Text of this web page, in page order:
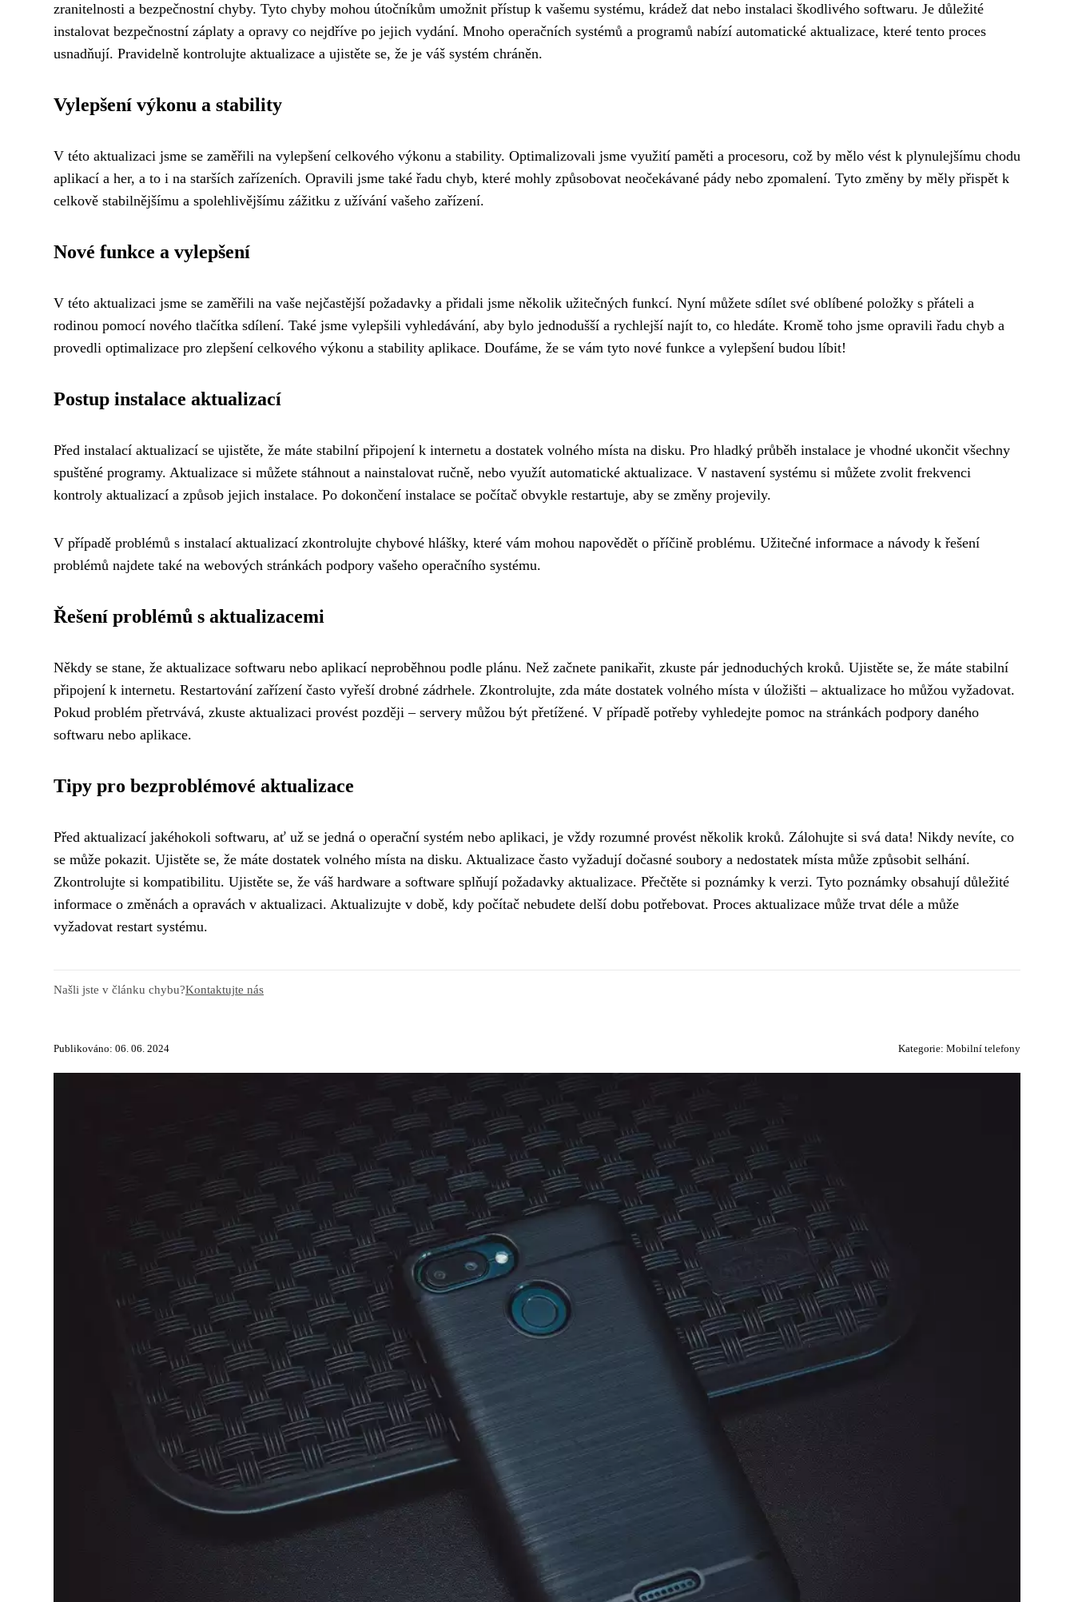
zranitelnosti a bezpečnostní chyby. Tyto chyby mohou útočníkům umožnit přístup k vašemu systému, krádež dat nebo instalaci škodlivého softwaru. Je důležité
instalovat bezpečnostní záplaty a opravy co nejdříve po jejich vydání. Mnoho operačních systémů a programů nabízí automatické aktualizace, které tento proces
usnadňují. Pravidelně kontrolujte aktualizace a ujistěte se, že je váš systém chráněn.
Vylepšení výkonu a stability
V této aktualizaci jsme se zaměřili na vylepšení celkového výkonu a stability. Optimalizovali jsme využití paměti a procesoru, což by mělo vést k plynulejšímu chodu
aplikací a her, a to i na starších zařízeních. Opravili jsme také řadu chyb, které mohly způsobovat neočekávané pády nebo zpomalení. Tyto změny by měly přispět k
celkově stabilnějšímu a spolehlivějšímu zážitku z užívání vašeho zařízení.
Nové funkce a vylepšení
V této aktualizaci jsme se zaměřili na vaše nejčastější požadavky a přidali jsme několik užitečných funkcí. Nyní můžete sdílet své oblíbené položky s přáteli a
rodinou pomocí nového tlačítka sdílení. Také jsme vylepšili vyhledávání, aby bylo jednodušší a rychlejší najít to, co hledáte. Kromě toho jsme opravili řadu chyb a
provedli optimalizace pro zlepšení celkového výkonu a stability aplikace. Doufáme, že se vám tyto nové funkce a vylepšení budou líbit!
Postup instalace aktualizací
Před instalací aktualizací se ujistěte, že máte stabilní připojení k internetu a dostatek volného místa na disku. Pro hladký průběh instalace je vhodné ukončit všechny
spuštěné programy. Aktualizace si můžete stáhnout a nainstalovat ručně, nebo využít automatické aktualizace. V nastavení systému si můžete zvolit frekvenci
kontroly aktualizací a způsob jejich instalace. Po dokončení instalace se počítač obvykle restartuje, aby se změny projevily.
V případě problémů s instalací aktualizací zkontrolujte chybové hlášky, které vám mohou napovědět o příčině problému. Užitečné informace a návody k řešení
problémů najdete také na webových stránkách podpory vašeho operačního systému.
Řešení problémů s aktualizacemi
Někdy se stane, že aktualizace softwaru nebo aplikací neproběhnou podle plánu. Než začnete panikařit, zkuste pár jednoduchých kroků. Ujistěte se, že máte stabilní
připojení k internetu. Restartování zařízení často vyřeší drobné zádrhele. Zkontrolujte, zda máte dostatek volného místa v úložišti – aktualizace ho můžou vyžadovat.
Pokud problém přetrvává, zkuste aktualizaci provést později – servery můžou být přetížené. V případě potřeby vyhledejte pomoc na stránkách podpory daného
softwaru nebo aplikace.
Tipy pro bezproblémové aktualizace
Před aktualizací jakéhokoli softwaru, ať už se jedná o operační systém nebo aplikaci, je vždy rozumné provést několik kroků. Zálohujte si svá data! Nikdy nevíte, co
se může pokazit. Ujistěte se, že máte dostatek volného místa na disku. Aktualizace často vyžadují dočasné soubory a nedostatek místa může způsobit selhání.
Zkontrolujte si kompatibilitu. Ujistěte se, že váš hardware a software splňují požadavky aktualizace. Přečtěte si poznámky k verzi. Tyto poznámky obsahují důležité
informace o změnách a opravách v aktualizaci. Aktualizujte v době, kdy počítač nebudete delší dobu potřebovat. Proces aktualizace může trvat déle a může
vyžadovat restart systému.
Našli jste v článku chybu?Kontaktujte nás
Publikováno: 06. 06. 2024 Kategorie: Mobilní telefony